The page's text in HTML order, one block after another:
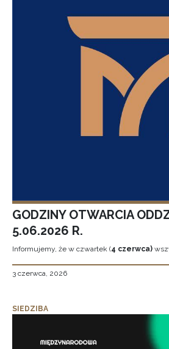
GODZINY OTWARCIA
5.06.2026 R.
Informujemy, że w czwartek (4 czerwca)
3 czerwca, 2026
SIEDZIBA